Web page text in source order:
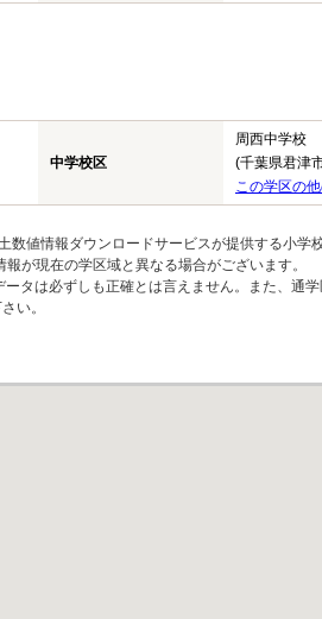
中学校区
周西中学校
(千葉県君津
この学区の
数値情報ダウンロードサービスが提供する小学
が現在の学区域と異なる場合がございます。
タは必ずしも正確とは言えません。また、通
い。